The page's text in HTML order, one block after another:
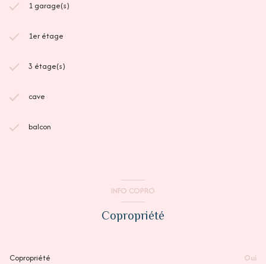
1 garage(s)
1er étage
3 étage(s)
cave
balcon
INFO COPRO
Copropriété
Copropriété Oui